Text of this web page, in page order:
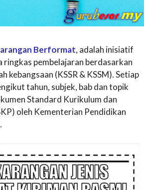
Berformat, adalah inisiatif
ringkas pembelajaran berdasarkan
kebangsaan (KSSR & KSSM). Setiap
tahun, subjek, bab dan topik
Standard Kurikulum dan
oleh Kementerian Pendidikan